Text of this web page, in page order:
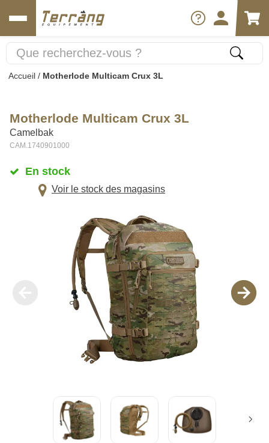
Accueil / Motherlode Multicam Crux 3L
Motherlode Multicam Crux 3L
Camelbak
CAM.1740901000
En stock
Voir le stock des magasins